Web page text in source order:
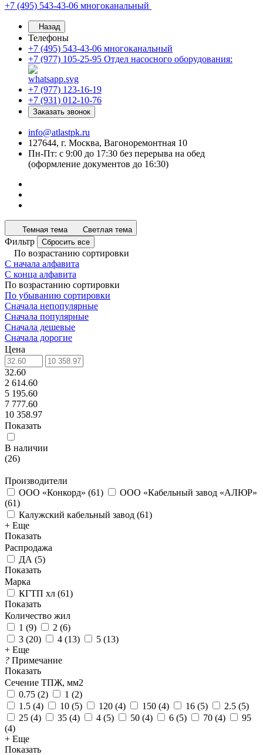
+7 (495) 543-43-06 многоканальный
Назад
Телефоны
+7 (495) 543-43-06 многоканальный
+7 (977) 105-25-95 Отдел насосного оборудования:
+7 (977) 123-16-19
+7 (931) 012-10-76
Заказать звонок
info@atlastpk.ru
127644, г. Москва, Вагоноремонтная 10
Пн-Пт: с 9:00 до 17:30 без перерыва на обед
(оформление документов до 16:30)
Темная тема Светлая тема
Фильтр Сбросить все
По возрастанию сортировки
С начала алфавита
С конца алфавита
По возрастанию сортировки
По убыванию сортировки
Сначала непопулярные
Сначала популярные
Сначала дешевые
Сначала дорогие
Цена
32.60
2 614.60
5 195.60
7 777.60
10 358.97
Показать
В наличии
(26)
Производители
ООО «Конкорд» (61)
ООО «Кабельный завод «АЛЮР»
(61)
Калужский кабельный завод (61)
+ Еще
Показать
Распродажа
ДА (5)
Показать
Марка
КГТП хл (61)
Показать
Количество жил
1 (9) 2 (6)
3 (20) 4 (13) 5 (13)
+ Еще
? Примечание
Показать
Сечение ТПЖ, мм2
0.75 (2) 1 (2)
1.5 (4) 10 (5) 120 (4) 150 (4) 16 (5) 2.5 (5)
25 (4) 35 (4) 4 (5) 50 (4) 6 (5) 70 (4)
95
(4)
+ Еще
Показать